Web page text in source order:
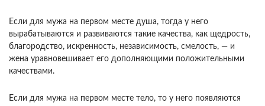
Если для мужа на первом месте душа, тогда у него
вырабатываются и развиваются такие качества, как щедрость,
благородство, искренность, независимость, смелость, — и
жена уравновешивает его дополняющими положительными
качествами.
Если для мужа на первом месте тело, то у него появляются